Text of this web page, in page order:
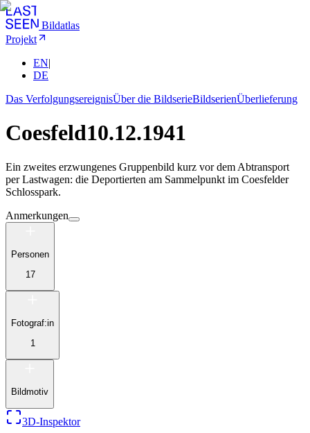
Bildatlas
Projekt
EN|
DE
Das VerfolgungsereignisÜber die BildserieBildserienÜberlieferung
Coesfeld10.12.1941
Ein zweites erzwungenes Gruppenbild kurz vor dem Abtransport
per Lastwagen: die Deportierten am Sammelpunkt im Coesfelder
Schlosspark.
Anmerkungen
Personen
17
Fotograf:in
1
Bildmotiv
3D-Inspektor